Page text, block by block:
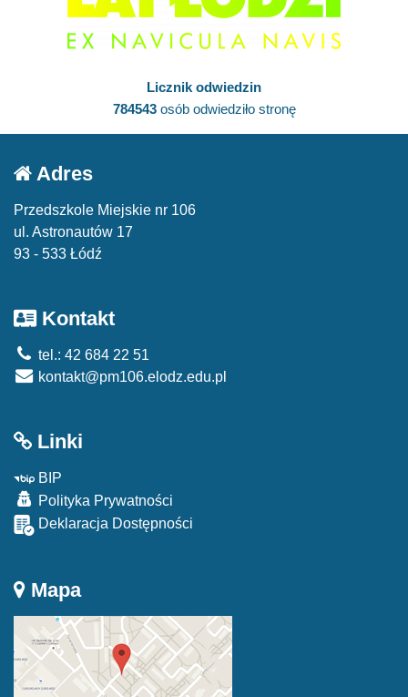
Licznik odwiedzin
784543osób odwiedziło stronę
Adres
Przedszkole Miejskie nr 106
ul. Astronautów 17
93 - 533 Łódź
Kontakt
tel.: 42 684 22 51
kontakt@pm106.elodz.edu.pl
Linki
BIP
Polityka Prywatności
Deklaracja Dostępności
Mapa